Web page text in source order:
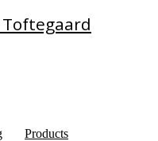
Toftegaard
Products